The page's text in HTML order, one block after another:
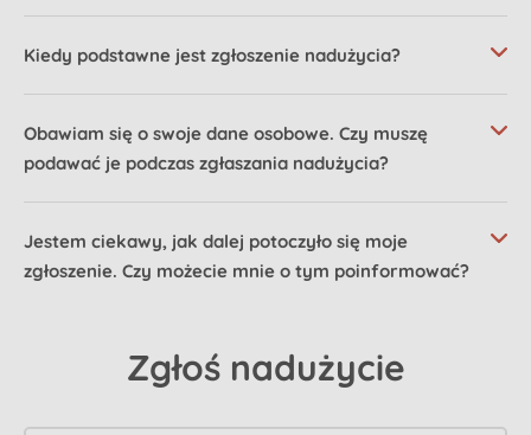
Kiedy podstawne jest zgłoszenie nadużycia?
Obawiam się o swoje dane osobowe. Czy muszę
podawać je podczas zgłaszania nadużycia?
Jestem ciekawy, jak dalej potoczyło się moje
zgłoszenie. Czy możecie mnie o tym poinformować?
Zgłoś nadużycie